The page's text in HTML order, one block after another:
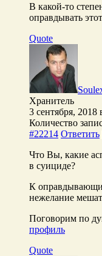
В какой-то
оправдывать
Quote
Хранитель
3 сентября, 2018
Количество
#22214 Ответить
Что Вы, какие
в суициде?
К
нежелание
Поговорим по
профиль
Quote